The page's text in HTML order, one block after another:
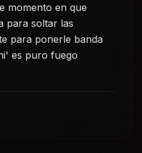
momento en que
para soltar las
para ponerle banda
es puro fuego